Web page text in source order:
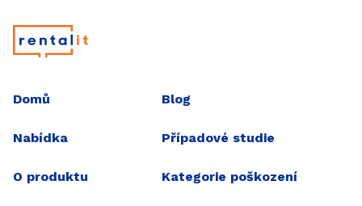
Hlavní menu
Domů
Nabídka
O produktu
Blog
Případové studie
Kategorie poškození